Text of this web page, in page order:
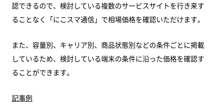
認できるので、検討している複数のサービスサイトを行き来す
ることなく「にこスマ通信」で相場価格を確認いただけます。
また、容量別、キャリア別、商品状態別などの条件ごとに掲載
しているため、検討している端末の条件に沿った価格を確認す
ることができます。
記事例